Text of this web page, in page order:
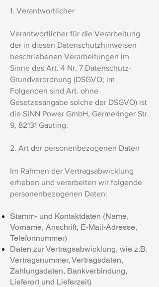
1. Verantwortlicher
Verantwortlicher für die Verarbeitung
der in diesen Datenschutzhinweisen
beschriebenen Verarbeitungen im
Sinne des Art. 4 Nr. 7 Datenschutz-
Grundverordnung (DSGVO; im
Folgenden sind Art. ohne
Gesetzesangabe solche der DSGVO) ist
die SINN Power GmbH, Germeringer Str.
9, 82131 Gauting.
2. Art der personenbezogenen Daten
Im Rahmen der Vertragsabwicklung
erheben und verarbeiten wir folgende
personenbezogenen Daten:
Stamm- und Kontaktdaten (Name,
Vorname, Anschrift, E-Mail-Adresse,
Telefonnummer)
Daten zur Vertragsabwicklung, wie z.B.
Vertragsnummer, Vertragsdaten,
Zahlungsdaten, Bankverbindung,
Lieferort und Lieferzeit)